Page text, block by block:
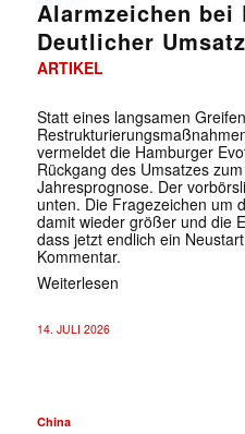
Alarmzeichen bei
Deutlicher
ARTIKEL
Statt eines langsamen
vermeldet die Hamburger
Rückgang des Umsatzes
Jahresprognose. Der
unten. Die Fragezeichen um
damit wieder größer und die
dass jetzt endlich ein
Kommentar.
Weiterlesen
14. JULI 2026
China